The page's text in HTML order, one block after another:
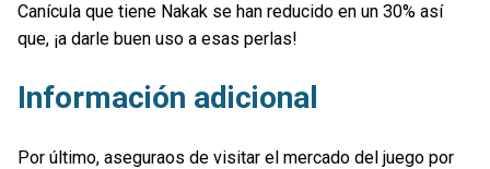
Canícula que tiene Nakak se han reducido en un 30% así
que, ¡a darle buen uso a esas perlas!
Información adicional
Por último, aseguraos de visitar el mercado del juego por